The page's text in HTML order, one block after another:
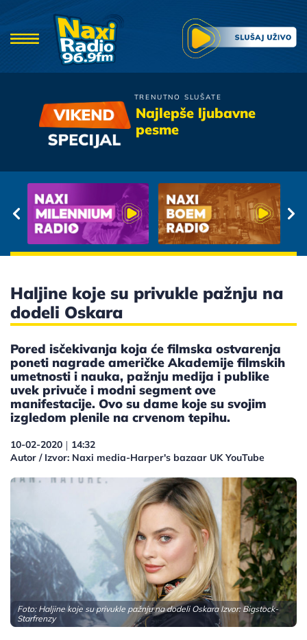
TRENUTNO SLUŠATE
Najlepše ljubavne
pesme
Zdravko Colic
Mastilo I Voda
Haljine koje su privukle pažnju na
dodeli Oskara
Pored isčekivanja koja će filmska ostvarenja
poneti nagrade američke Akademije filmskih
umetnosti i nauka, pažnju medija i publike
uvek privuče i modni segment ove
manifestacije. Ovo su dame koje su svojim
izgledom plenile na crvenom tepihu.
10-02-2020 | 14:32
Autor / Izvor: Naxi media-Harper's bazaar UK YouTube
Foto: Haljine koje su privukle pažnju na dodeli Oskara Izvor: Bigstock-
Starfrenzy